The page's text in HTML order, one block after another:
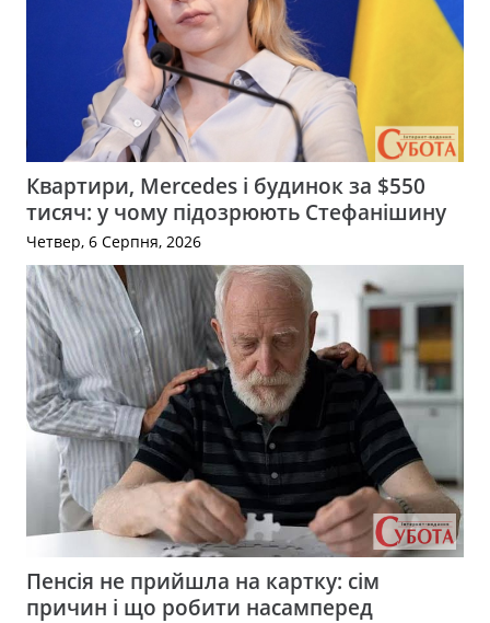
Квартири, Mercedes і будинок за $550
тисяч: у чому підозрюють Стефанішину
Четвер, 6 Серпня, 2026
Пенсія не прийшла на картку: сім
причин і що робити насамперед